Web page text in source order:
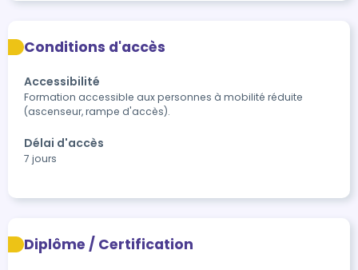
Conditions d'accès
Accessibilité
Formation accessible aux personnes à mobilité réduite
(ascenseur, rampe d'accès).
Délai d'accès
7 jours
Diplôme / Certification